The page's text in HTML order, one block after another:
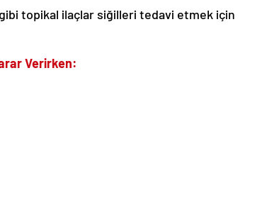
topikal ilaçlar siğilleri tedavi etmek için
Verirken: